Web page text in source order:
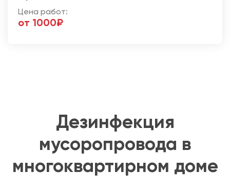
Цена работ:
от 1000₽
Дезинфекция
мусоропровода в
многоквартирном доме